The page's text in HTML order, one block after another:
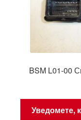
BSM L01-00
Уведомете,